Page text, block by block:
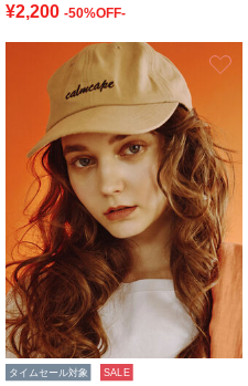
¥2,200 -50%OFF-
タイムセール対象 SALE